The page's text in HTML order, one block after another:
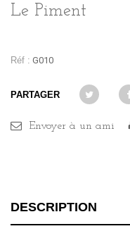
Le Piment
Réf : G010
PARTAGER
Envoyer à un ami
DESCRIPTION